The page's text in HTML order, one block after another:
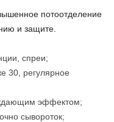
потоотделение
и защите.
спреи;
30, регулярное
эффектом;
сывороток;